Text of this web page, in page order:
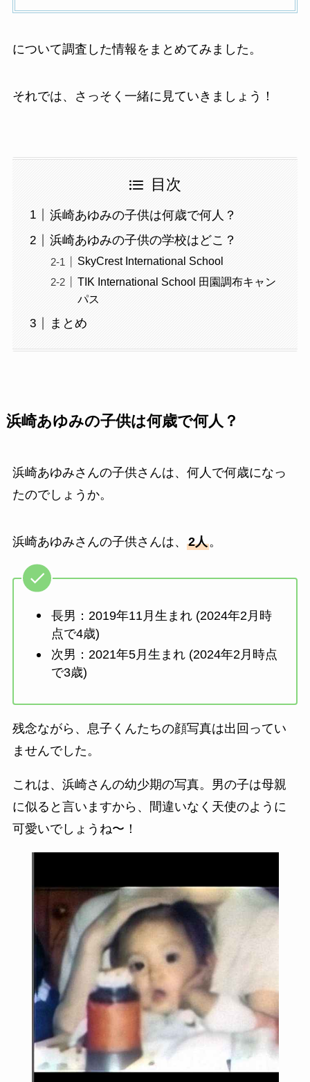
について調査した情報をまとめてみました。
それでは、さっそく一緒に見ていきましょう！
目次
浜崎あゆみの子供は何歳で何人？
浜崎あゆみの子供の学校はどこ？
SkyCrest International School
TIK International School 田園調布キャン
パス
まとめ
浜崎あゆみの子供は何歳で何人？
浜崎あゆみさんの子供さんは、何人で何歳になっ
たのでしょうか。
浜崎あゆみさんの子供さんは、 2人。
長男：2019年11月生まれ (2024年2月時
点で4歳)
次男：2021年5月生まれ (2024年2月時点
で3歳)
残念ながら、息子くんたちの顔写真は出回ってい
ませんでした。
これは、浜崎さんの幼少期の写真。男の子は母親
に似ると言いますから、間違いなく天使のように
可愛いでしょうね〜！